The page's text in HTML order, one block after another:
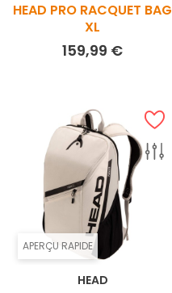
HEAD PRO RACQUET BAG
XL
159,99 €Prix
APERÇU RAPIDE
HEAD